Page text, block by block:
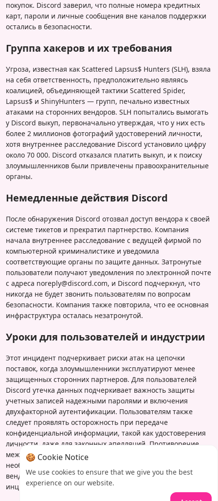
покупок. Discord заверил, что полные номера кредитных
карт, пароли и личные сообщения вне каналов поддержки
остались в безопасности.
Группа хакеров и их требования
Угроза, известная как Scattered Lapsus$ Hunters (SLH), взяла
на себя ответственность, предположительно являясь
коалицией, объединяющей тактики Scattered Spider,
Lapsus$ и ShinyHunters — групп, печально известных
атаками на сторонних вендоров. SLH попытались вымогать
у Discord выкуп, первоначально утверждая, что у них есть
более 2 миллионов фотографий удостоверений личности,
хотя внутреннее расследование Discord установило цифру
около 70 000. Discord отказался платить выкуп, и к поиску
злоумышленников были привлечены правоохранительные
органы.
Немедленные действия Discord
После обнаружения Discord отозвал доступ вендора к своей
системе тикетов и прекратил партнерство. Компания
начала внутреннее расследование с ведущей фирмой по
компьютерной криминалистике и уведомила
соответствующие органы по защите данных. Затронутые
пользователи получают уведомления по электронной почте
с адреса noreply@discord.com, и Discord подчеркнул, что
никогда не будет звонить пользователям по вопросам
безопасности. Компания также повторила, что ее основная
инфраструктура осталась незатронутой.
Уроки для пользователей и индустрии
Этот инцидент подчеркивает риски атак на цепочки
поставок, когда злоумышленники эксплуатируют менее
защищенных сторонних партнеров. Для пользователей
Discord утечка данных подчеркивает важность защиты
учетных записей надежными паролями и включения
двухфакторной аутентификации. Пользователям также
следует проявлять осторожность при передаче
конфиденциальной информации, такой как удостоверения
личности, даже для законных апелляций. Противоречие
между заявлениями Discord и 5CA указывает на
необходимость более прозрачного управления рисками
вендоров и надежных протоколов реагирования на
инциденты во всей индустрии.
🍪 Cookie Notice
We use cookies to ensure that we give you the best
experience on our website.